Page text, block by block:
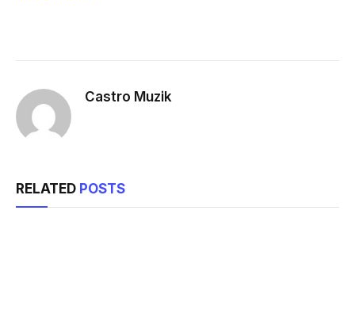
Castro Muzik
RELATED POSTS